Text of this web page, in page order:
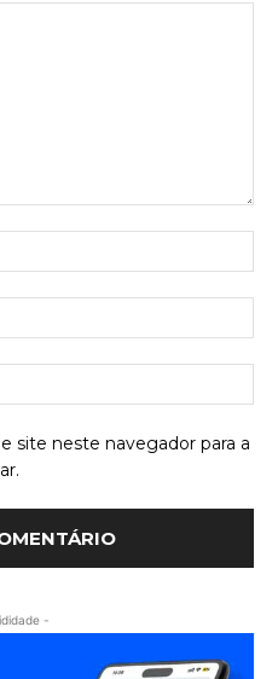
site neste navegador para a
-